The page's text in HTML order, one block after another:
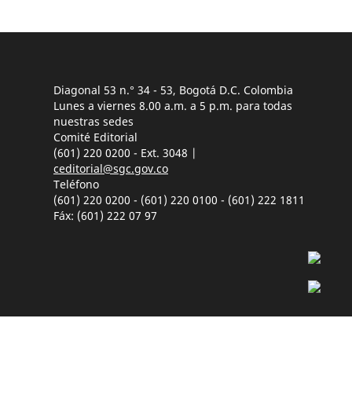
Diagonal 53 n.° 34 - 53, Bogotá D.C. Colombia
Lunes a viernes 8.00 a.m. a 5 p.m. para todas
nuestras sedes
Comité Editorial
(601) 220 0200 - Ext. 3048 |
ceditorial@sgc.gov.co
Teléfono
(601) 220 0200 - (601) 220 0100 - (601) 222 1811
Fáx: (601) 222 07 97